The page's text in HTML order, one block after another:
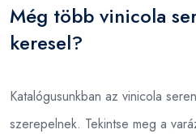
Még több vinicola
keresel?
Katalógusunkban az vinicola
szerepelnek. Tekintse meg a